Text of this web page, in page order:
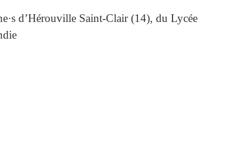
d’Hérouville Saint-Clair (14), du Lycée